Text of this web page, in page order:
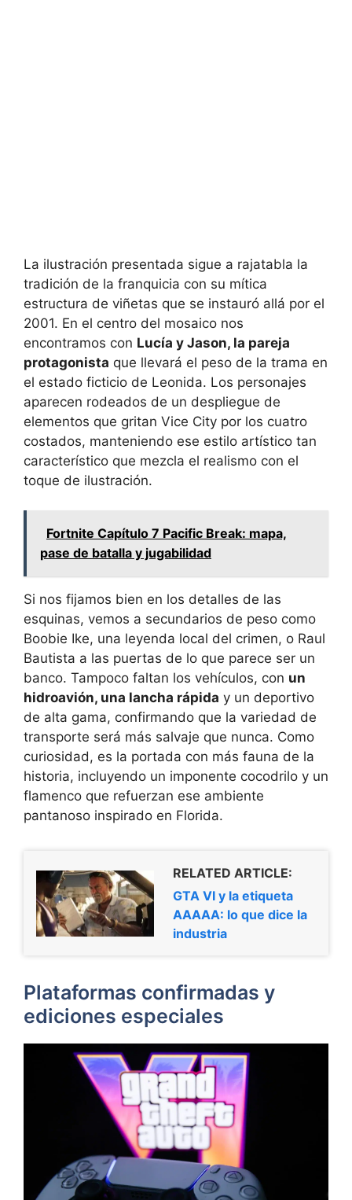
La ilustración presentada sigue a rajatabla la
tradición de la franquicia con su mítica
estructura de viñetas que se instauró allá por el
2001. En el centro del mosaico nos
encontramos con Lucía y Jason, la pareja
protagonista que llevará el peso de la trama en
el estado ficticio de Leonida. Los personajes
aparecen rodeados de un despliegue de
elementos que gritan Vice City por los cuatro
costados, manteniendo ese estilo artístico tan
característico que mezcla el realismo con el
toque de ilustración.
Fortnite Capítulo 7 Pacific Break: mapa,
pase de batalla y jugabilidad
Si nos fijamos bien en los detalles de las
esquinas, vemos a secundarios de peso como
Boobie Ike, una leyenda local del crimen, o Raul
Bautista a las puertas de lo que parece ser un
banco. Tampoco faltan los vehículos, con un
hidroavión, una lancha rápida y un deportivo
de alta gama, confirmando que la variedad de
transporte será más salvaje que nunca. Como
curiosidad, es la portada con más fauna de la
historia, incluyendo un imponente cocodrilo y un
flamenco que refuerzan ese ambiente
pantanoso inspirado en Florida.
RELATED ARTICLE:
GTA VI y la etiqueta
AAAAA: lo que dice la
industria
Plataformas confirmadas y
ediciones especiales